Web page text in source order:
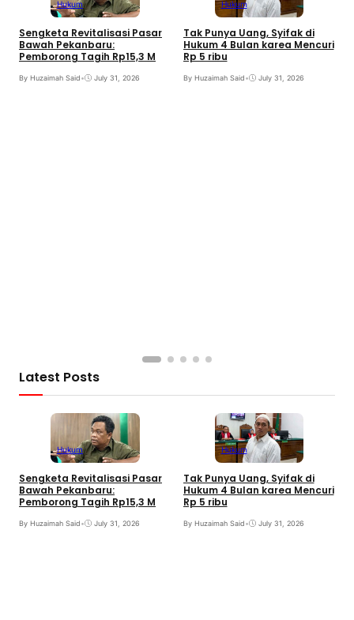
Hukum
Sengketa Revitalisasi Pasar
Bawah Pekanbaru:
Pemborong Tagih Rp15,3 M
By Huzaimah Said• July 31, 2026
Hukum
Tak Punya Uang, Syifak di
Hukum 4 Bulan karea Mencuri
Rp 5 ribu
By Huzaimah Said• July 31, 2026
Latest Posts
Hukum
Sengketa Revitalisasi Pasar
Bawah Pekanbaru:
Pemborong Tagih Rp15,3 M
By Huzaimah Said• July 31, 2026
Hukum
Tak Punya Uang, Syifak di
Hukum 4 Bulan karea Mencuri
Rp 5 ribu
By Huzaimah Said• July 31, 2026